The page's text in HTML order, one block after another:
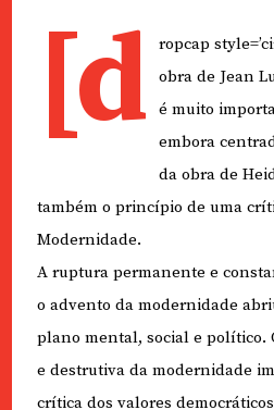
[d
ropcap
obra de Jean
é muito
embora
da obra de
também o princípio de uma
Modernidade.
A ruptura permanente e
o advento da modernidade
plano mental, social e político.
e destrutiva da modernidade
crítica dos valores